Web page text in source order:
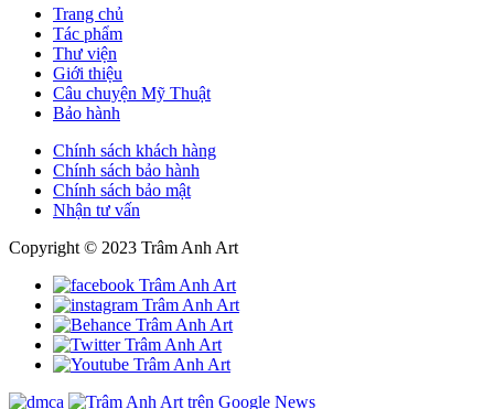
Trang chủ
Tác phẩm
Thư viện
Giới thiệu
Câu chuyện Mỹ Thuật
Bảo hành
Chính sách khách hàng
Chính sách bảo hành
Chính sách bảo mật
Nhận tư vấn
Copyright © 2023 Trâm Anh Art